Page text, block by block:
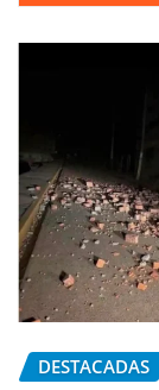
DESTACADAS